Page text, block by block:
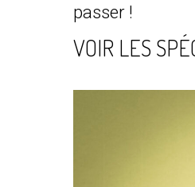
passer !
VOIR LES